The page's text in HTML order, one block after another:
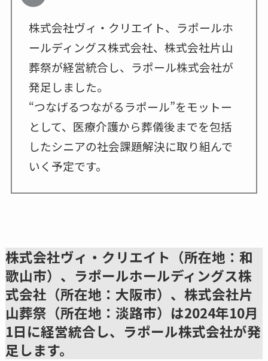
株式会社ヴィ・クリエイト、ラポールホ
ールディングス株式会社、株式会社片山
葬祭が経営統合し、ラポール株式会社が
発足しました。
“つなげるつながるラポール”をモットー
として、医療介護から葬儀後までを包括
したシニアの社会課題解決に取り組んで
いく予定です。
株式会社ヴィ・クリエイト（所在地：和
歌山市）、ラポールホールディングス株
式会社（所在地：大阪市）、株式会社片
山葬祭（所在地：淡路市）は2024年10月
1日に経営統合し、ラポール株式会社が発
足します。